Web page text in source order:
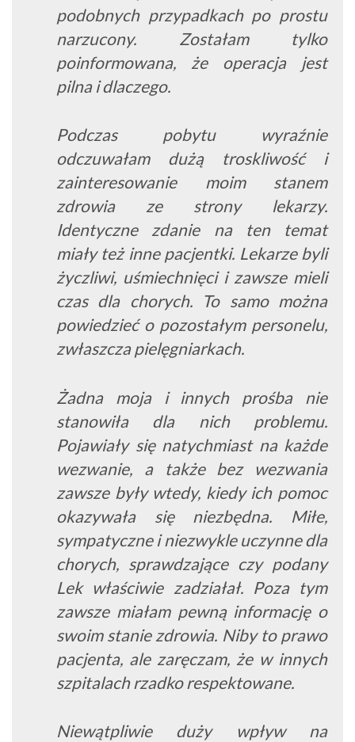
podobnych przypadkach po prostu
narzucony. Zostałam tylko
poinformowana, że operacja jest
pilna i dlaczego.
Podczas pobytu wyraźnie
odczuwałam dużą troskliwość i
zainteresowanie moim stanem
zdrowia ze strony lekarzy.
Identyczne zdanie na ten temat
miały też inne pacjentki. Lekarze byli
życzliwi, uśmiechnięci i zawsze mieli
czas dla chorych. To samo można
powiedzieć o pozostałym personelu,
zwłaszcza pielęgniarkach.
Żadna moja i innych prośba nie
stanowiła dla nich problemu.
Pojawiały się natychmiast na każde
wezwanie, a także bez wezwania
zawsze były wtedy, kiedy ich pomoc
okazywała się niezbędna. Miłe,
sympatyczne i niezwykle uczynne dla
chorych, sprawdzające czy podany
Lek właściwie zadziałał. Poza tym
zawsze miałam pewną informację o
swoim stanie zdrowia. Niby to prawo
pacjenta, ale zaręczam, że w innych
szpitalach rzadko respektowane.
Niewątpliwie duży wpływ na